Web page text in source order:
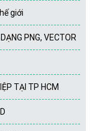
giới
PNG, VECTOR
TẠI TP HCM